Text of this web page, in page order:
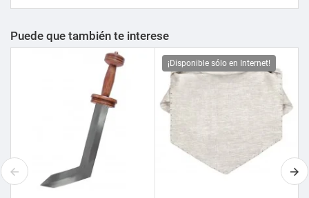
Puede que también te interese
¡Disponible sólo en Internet!